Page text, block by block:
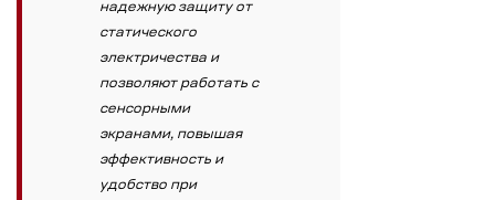
надежную защиту от
статического
электричества и
позволяют работать с
сенсорными
экранами, повышая
эффективность и
удобство при